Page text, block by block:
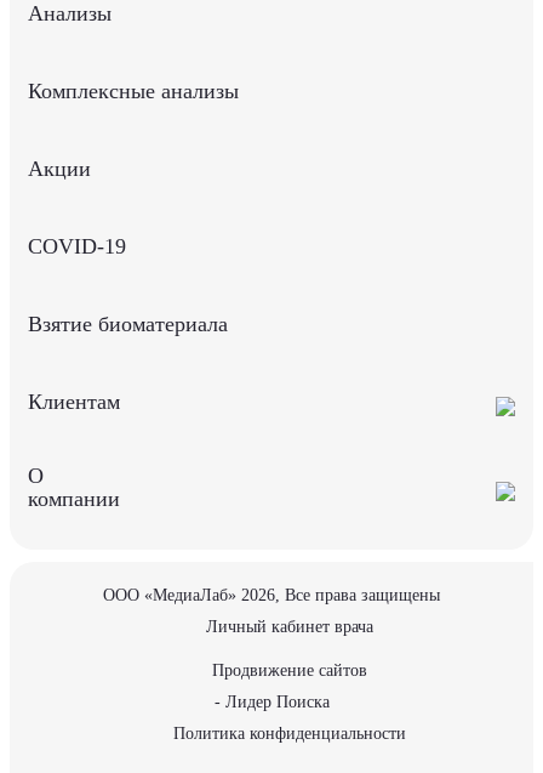
Анализы
Комплексные анализы
Акции
COVID-19
Взятие биоматериала
Клиентам
О
компании
ООО «МедиаЛаб» 2026, Все права защищены
Личный кабинет врача
Продвижение сайтов
- Лидер Поиска
Политика конфиденциальности